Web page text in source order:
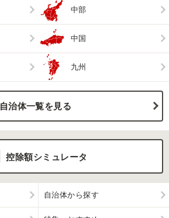
中部
中国
九州
自治体一覧を見る
控除額シミュレータ
自治体から探す